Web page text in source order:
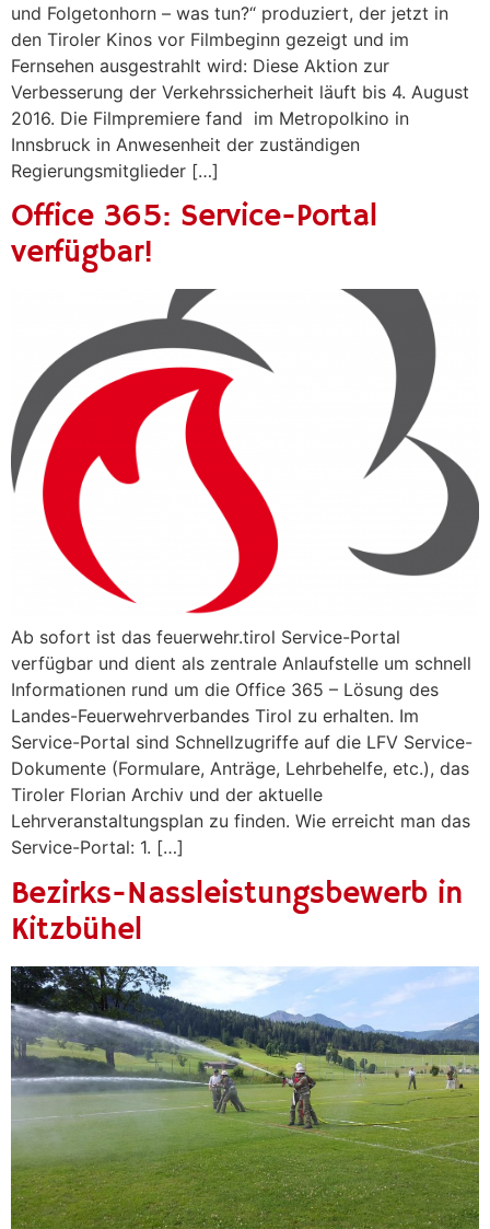
und Folgetonhorn – was tun?“ produziert, der jetzt in
den Tiroler Kinos vor Filmbeginn gezeigt und im
Fernsehen ausgestrahlt wird: Diese Aktion zur
Verbesserung der Verkehrssicherheit läuft bis 4. August
2016. Die Filmpremiere fand im Metropolkino in
Innsbruck in Anwesenheit der zuständigen
Regierungsmitglieder […]
Office 365: Service-Portal
verfügbar!
Ab sofort ist das feuerwehr.tirol Service-Portal
verfügbar und dient als zentrale Anlaufstelle um schnell
Informationen rund um die Office 365 – Lösung des
Landes-Feuerwehrverbandes Tirol zu erhalten. Im
Service-Portal sind Schnellzugriffe auf die LFV Service-
Dokumente (Formulare, Anträge, Lehrbehelfe, etc.), das
Tiroler Florian Archiv und der aktuelle
Lehrveranstaltungsplan zu finden. Wie erreicht man das
Service-Portal: 1. […]
Bezirks-Nassleistungsbewerb in
Kitzbühel